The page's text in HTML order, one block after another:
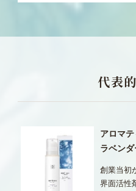
代表
アロマ
ラベンダ
創業当初
界面活性